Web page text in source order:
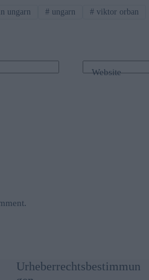
ungarn # ungarn #viktor orban
Website
Urheberrechtsbestimmun